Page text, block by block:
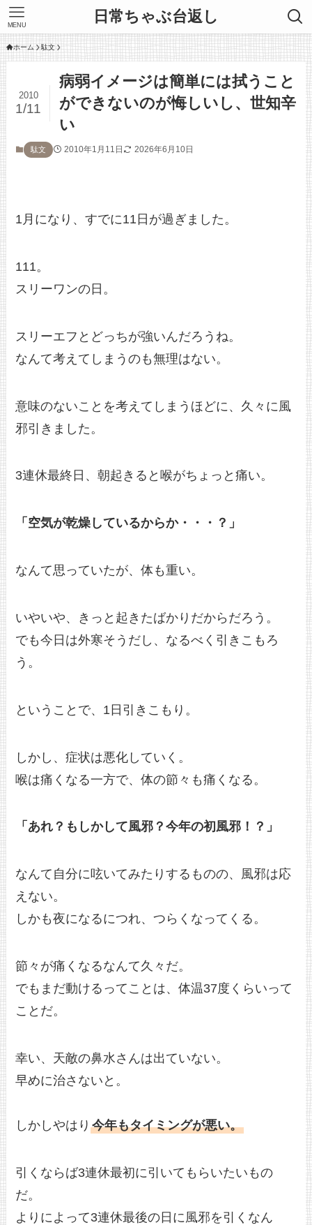
日常ちゃぶ台返し
MENU
ホーム 駄文
病弱イメージは簡単には拭うこと
ができないのが悔しいし、世知辛
い
2010
1/11
駄文 2010年1月11日 2026年6月10日
1月になり、すでに11日が過ぎました。
111。
スリーワンの日。
スリーエフとどっちが強いんだろうね。
なんて考えてしまうのも無理はない。
意味のないことを考えてしまうほどに、久々に風
邪引きました。
3連休最終日、朝起きると喉がちょっと痛い。
「空気が乾燥しているからか・・・？」
なんて思っていたが、体も重い。
いやいや、きっと起きたばかりだからだろう。
でも今日は外寒そうだし、なるべく引きこもろ
う。
ということで、1日引きこもり。
しかし、症状は悪化していく。
喉は痛くなる一方で、体の節々も痛くなる。
「あれ？もしかして風邪？今年の初風邪！？」
なんて自分に呟いてみたりするものの、風邪は応
えない。
しかも夜になるにつれ、つらくなってくる。
節々が痛くなるなんて久々だ。
でもまだ動けるってことは、体温37度くらいって
ことだ。
幸い、天敵の鼻水さんは出ていない。
早めに治さないと。
しかしやはり今年もタイミングが悪い。
引くならば3連休最初に引いてもらいたいもの
だ。
よりによって3連休最後の日に風邪を引くなん